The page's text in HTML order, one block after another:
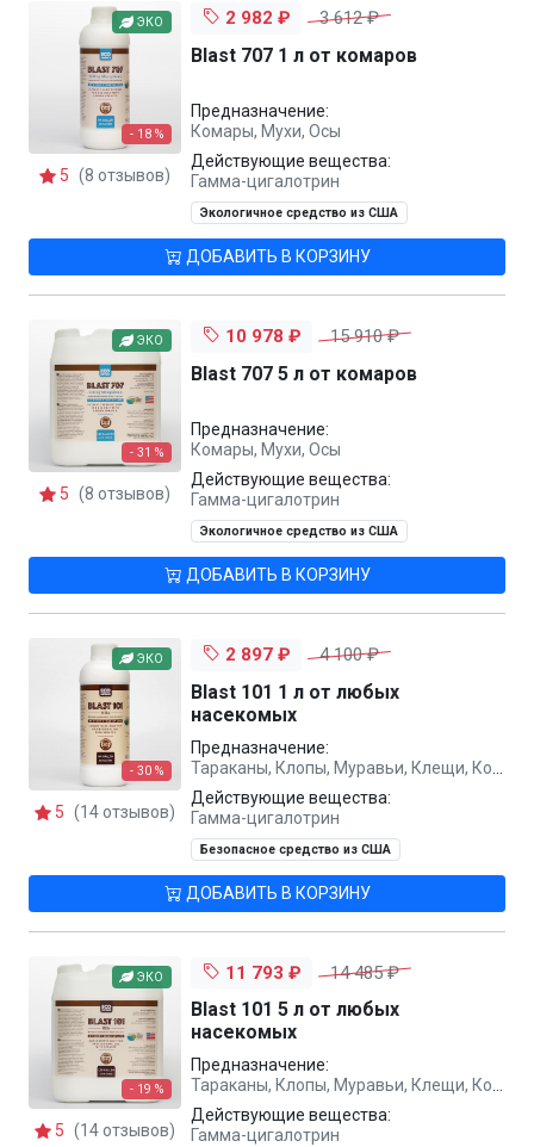
- 18 %
ЭКО
5 (8 отзывов)
2 982 ₽ 3 612 ₽
Blast 707 1 л от комаров
Предназначение:
Комары, Мухи, Осы
Действующие вещества:
Гамма-цигалотрин
Экологичное средство из США
ДОБАВИТЬ В КОРЗИНУ
- 31 %
ЭКО
5 (8 отзывов)
10 978 ₽ 15 910 ₽
Blast 707 5 л от комаров
Предназначение:
Комары, Мухи, Осы
Действующие вещества:
Гамма-цигалотрин
Экологичное средство из США
ДОБАВИТЬ В КОРЗИНУ
- 30 %
ЭКО
5 (14 отзывов)
2 897 ₽ 4 100 ₽
Blast 101 1 л от любых
насекомых
Предназначение:
Тараканы, Клопы, Муравьи, Клещи, Комары, Мухи, Осы, Вши
Действующие вещества:
Гамма-цигалотрин
Безопасное средство из США
ДОБАВИТЬ В КОРЗИНУ
- 19 %
ЭКО
5 (14 отзывов)
11 793 ₽ 14 485 ₽
Blast 101 5 л от любых
насекомых
Предназначение:
Тараканы, Клопы, Муравьи, Клещи, Комары, Мухи, Осы, Вши
Действующие вещества:
Гамма-цигалотрин